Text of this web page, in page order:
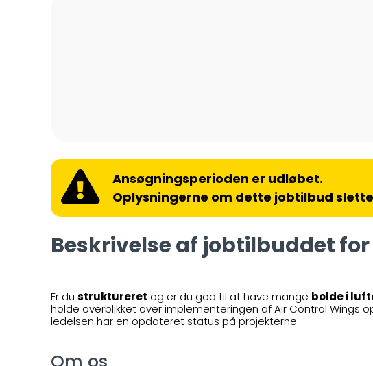
Ansøgningsperioden er udløbet.
Oplysningerne om dette jobtilbud
Beskrivelse af jobtilbuddet
Er du struktureret og er du god til at have mange bolde i
holde overblikket over implementeringen af Air Control Wings
ledelsen har en opdateret status på projekterne.